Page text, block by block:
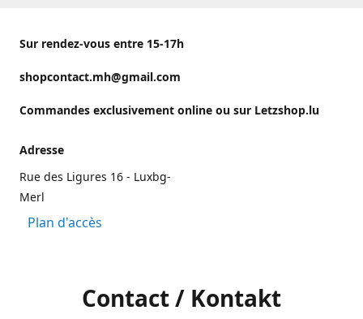
Sur rendez-vous entre 15-17h
shopcontact.mh@gmail.com
Commandes exclusivement online ou sur Letzshop.lu
Adresse
Rue des Ligures 16 - Luxbg-
Merl
Plan d'accès
Contact / Kontakt